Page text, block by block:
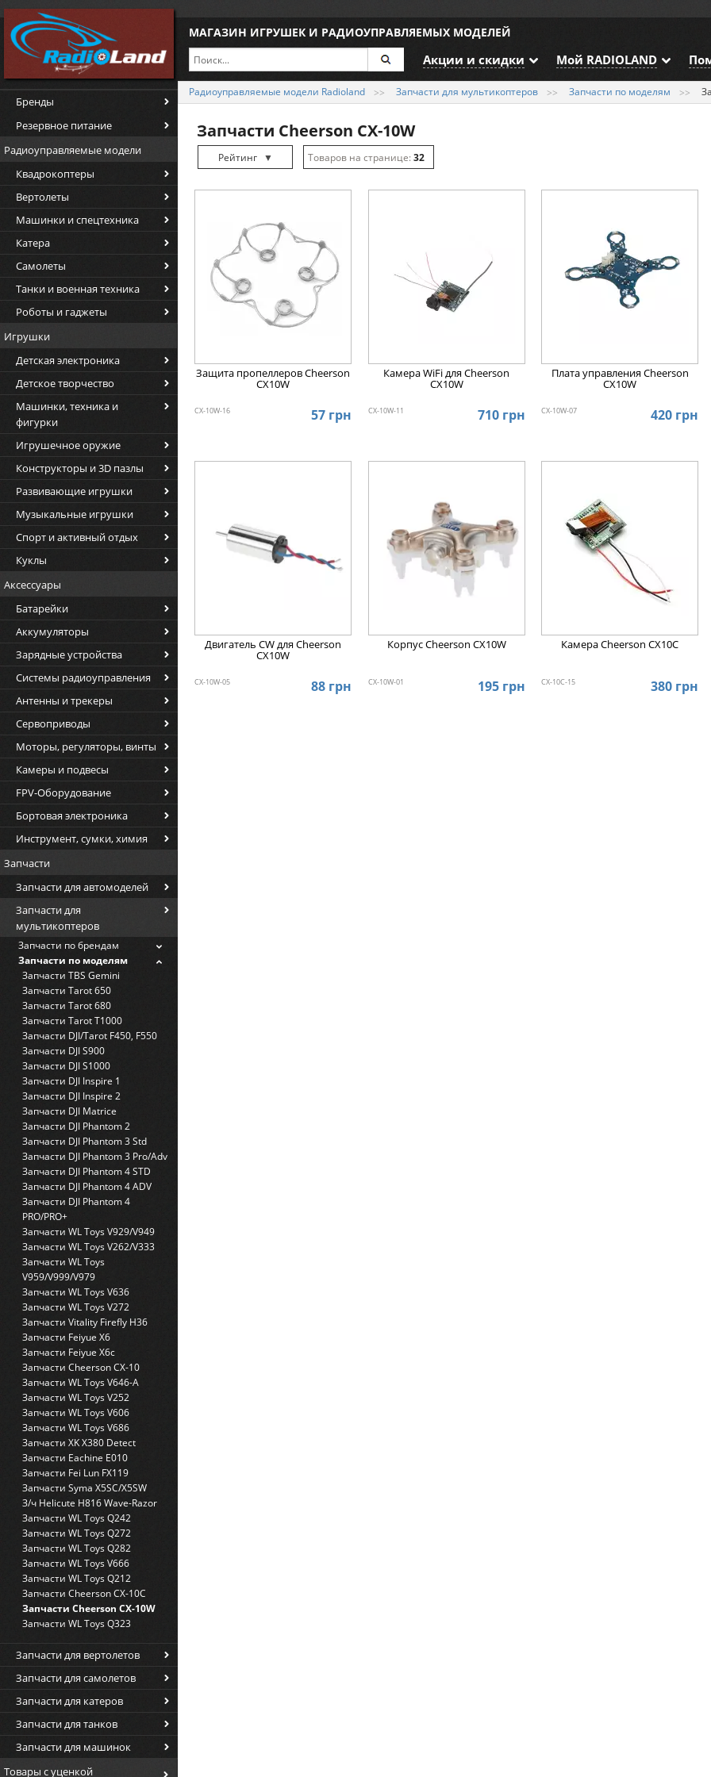
МАГАЗИН ИГРУШЕК И РАДИОУПРАВЛЯЕМЫХ МОДЕЛЕЙ
Акции и скидки Мой RADIOLAND
Бренды
Резервное питание
Радиоуправляемые модели
Квадрокоптеры
Вертолеты
Машинки и спецтехника
Катера
Самолеты
Танки и военная техника
Роботы и гаджеты
Игрушки
Детская электроника
Детское творчество
Машинки, техника и
фигурки
Игрушечное оружие
Конструкторы и 3D пазлы
Развивающие игрушки
Музыкальные игрушки
Спорт и активный отдых
Куклы
Аксессуары
Батарейки
Аккумуляторы
Зарядные устройства
Системы радиоуправления
Антенны и трекеры
Сервоприводы
Моторы, регуляторы, винты
Камеры и подвесы
FPV-Оборудование
Бортовая электроника
Инструмент, сумки, химия
Запчасти
Запчасти для автомоделей
Запчасти для
мультикоптеров
Запчасти по брендам
Запчасти по моделям
Запчасти TBS Gemini
Запчасти Tarot 650
Запчасти Tarot 680
Запчасти Tarot T1000
Запчасти DJI/Tarot F450, F550
Запчасти DJI S900
Запчасти DJI S1000
Запчасти DJI Inspire 1
Запчасти DJI Inspire 2
Запчасти DJI Matrice
Запчасти DJI Phantom 2
Запчасти DJI Phantom 3 Std
Запчасти DJI Phantom 3 Pro/Adv
Запчасти DJI Phantom 4 STD
Запчасти DJI Phantom 4 ADV
Запчасти DJI Phantom 4
PRO/PRO+
Запчасти WL Toys V929/V949
Запчасти WL Toys V262/V333
Запчасти WL Toys
V959/V999/V979
Запчасти WL Toys V636
Запчасти WL Toys V272
Запчасти Vitality Firefly H36
Запчасти Feiyue X6
Запчасти Feiyue X6c
Запчасти Cheerson CX-10
Запчасти WL Toys V646-A
Запчасти WL Toys V252
Запчасти WL Toys V606
Запчасти WL Toys V686
Запчасти XK X380 Detect
Запчасти Eachine E010
Запчасти Fei Lun FX119
Запчасти Syma X5SC/X5SW
З/ч Helicute H816 Wave-Razor
Запчасти WL Toys Q242
Запчасти WL Toys Q272
Запчасти WL Toys Q282
Запчасти WL Toys V666
Запчасти WL Toys Q212
Запчасти Cheerson CX-10C
Запчасти Cheerson CX-10W
Запчасти WL Toys Q323
Запчасти для вертолетов
Запчасти для самолетов
Запчасти для катеров
Запчасти для танков
Запчасти для машинок
Товары с уценкой
Радиоуправляемые модели Radioland Запчасти для мультикоптеров Запчасти по моделям
Запчасти Cheerson CX-10W
Рейтинг
▼
Дата ▼
Цена
▲
Цена
32
Защита пропеллеров Cheerson
CX10W
CX-10W-16 57 грн
Камера WiFi для Cheerson
CX10W
CX-10W-11 710 грн
Плата управления Cheerson
CX10W
CX-10W-07 420 грн
Двигатель CW для Cheerson
CX10W
CX-10W-05 88 грн
Корпус Cheerson CX10W
CX-10W-01 195 грн
Камера Cheerson CX10C
CX-10C-15 380 грн